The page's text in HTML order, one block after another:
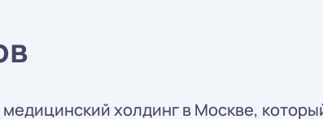
холдинг в Москве,